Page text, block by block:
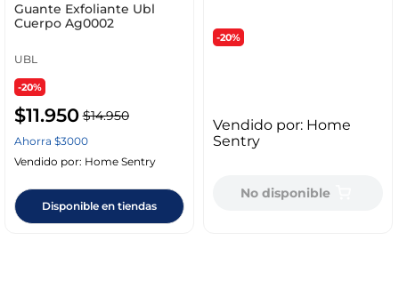
Guante Exfoliante Ubl
Cuerpo Ag0002
UBL
-20%
$11.950 $14.950
Ahorra $3000
Vendido por: Home Sentry
Disponible en tiendas
-20%
Vendido por: Home
Sentry
No disponible